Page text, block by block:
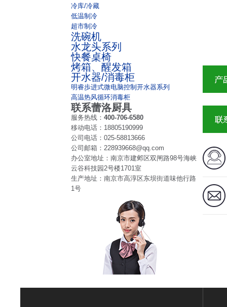
冷库/冷藏
低温制冷
超市制冷
洗碗机
水龙头系列
快餐桌椅
烤箱、醒发箱
开水器/消毒柜
明睿歩进式微电脑控制开水器系列
高温热风循环消毒柜
联系蕾洛厨具
服务热线： 400-706-6580
移动电话： 18805190999
公司电话： 025-58813666
公司邮箱： 228939668@qq.com
办公室地址： 南京市建邺区双闸路98号海峡
云谷科技园2号楼1701室
生产地址： 南京市高淳区东坝街道味他行路
1号